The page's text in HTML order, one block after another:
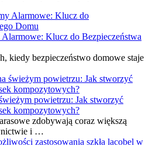
Klucz do Bezpieczeństwa
kiedy bezpieczeństwo domowe staje
powietrzu: Jak stworzyć
kompozytowych?
zdobywają coraz większą
i …